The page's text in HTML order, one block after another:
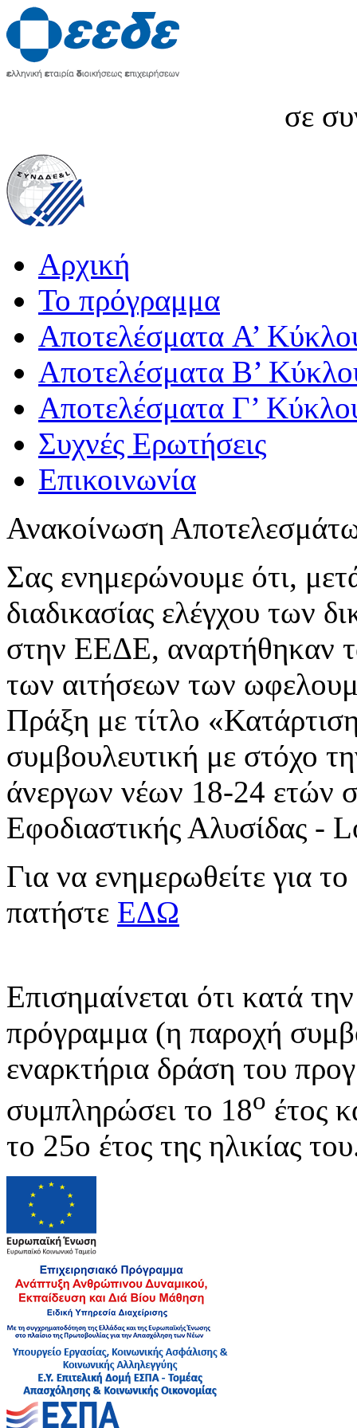
σε
Αρχική
Το πρόγραμμα
Αποτελέσματα A’
Αποτελέσματα Β’
Αποτελέσματα Γ’
Συχνές Ερωτήσεις
Επικοινωνία
Ανακοίνωση
Σας ενημερώνουμε ότι,
διαδικασίας ελέγχου των
στην ΕΕΔΕ, αναρτήθηκαν
των αιτήσεων των
Πράξη με τίτλο
συμβουλευτική με στόχο
άνεργων νέων 18-24 ετών
Εφοδιαστικής Αλυσίδας -
Για να ενημερωθείτε για
πατήστε ΕΔΩ
Επισημαίνεται ότι κατά
πρόγραμμα (η παροχή
εναρκτήρια δράση του
συμπληρώσει το 18ο έτος
το 25ο έτος της ηλικίας